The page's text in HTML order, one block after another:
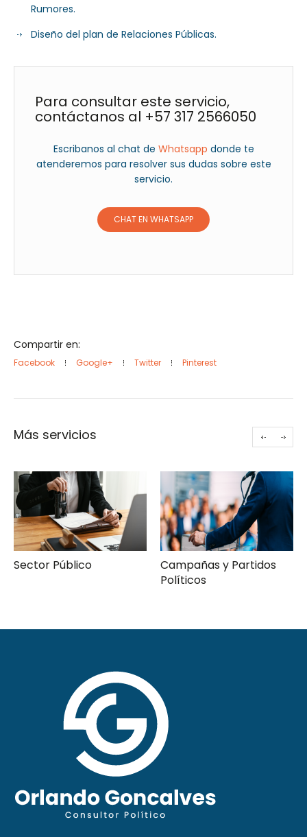
Rumores.
Diseño del plan de Relaciones Públicas.
Para consultar este servicio,
contáctanos al +57 317 2566050
Escribanos al chat de Whatsapp donde te
atenderemos para resolver sus dudas sobre este
servicio.
CHAT EN WHATSAPP
Compartir en:
Facebook Google+ Twitter Pinterest
Más servicios
Sector Público
Campañas y Partidos
Políticos